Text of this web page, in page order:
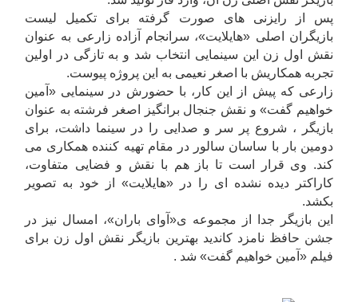
پس از رایزنی های صورت گرفته برای تکمیل لیست
بازیگران اصلی «هایلایت»، سرانجام آزاده زارعی به عنوان
نقش اول زن این سینمایی انتخاب شد و به تازگی در اولین
تجربه همکاریش با اصغر نعیمی به این پروژه پیوست.
زارعی که پیش از این کار، با حضورش در سینمایی «آمین
خواهیم گفت» و نقش جنجال برانگیز اصغر فرشته به عنوان
بازیگر ، شروع پر سر و صدایی را در سینما داشت، برای
دومین بار با ساسان سالور در مقام تهیه کننده همکاری می
کند. وی قرار است تا باز هم با نقش و فضایی متفاوت،
کاراکتر دیده نشده ای را در «هایلایت» از خود به تصویر
بکشد.
این بازیگر جدا از مجموعه ی«آوای باران»، امسال نیز در
جشن حافظ نامزد کاندید بهترین بازیگر نقش اول زن برای
فیلم «آمین خواهیم گفت» شد .